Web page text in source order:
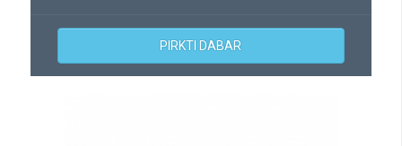
PIRKTI DABAR